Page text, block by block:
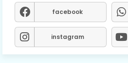
facebook
instagram